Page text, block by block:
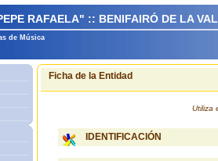
RAFAELA" :: BENIFAIRÓ DE LA
de Música
Ficha de la Entidad
Utiliza
IDENTIFICACIÓN